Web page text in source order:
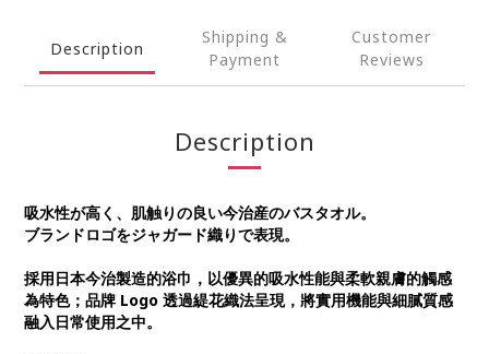
Description
Shipping &
Payment
Customer
Reviews
Description
吸水性が高く、肌触りの良い今治産のバスタオル。
ブランドロゴをジャガード織りで表現。
採用日本今治製造的浴巾，以優異的吸水性能與柔軟親膚的觸感
為特色；品牌 Logo 透過緹花織法呈現，將實用機能與細膩質感
融入日常使用之中。